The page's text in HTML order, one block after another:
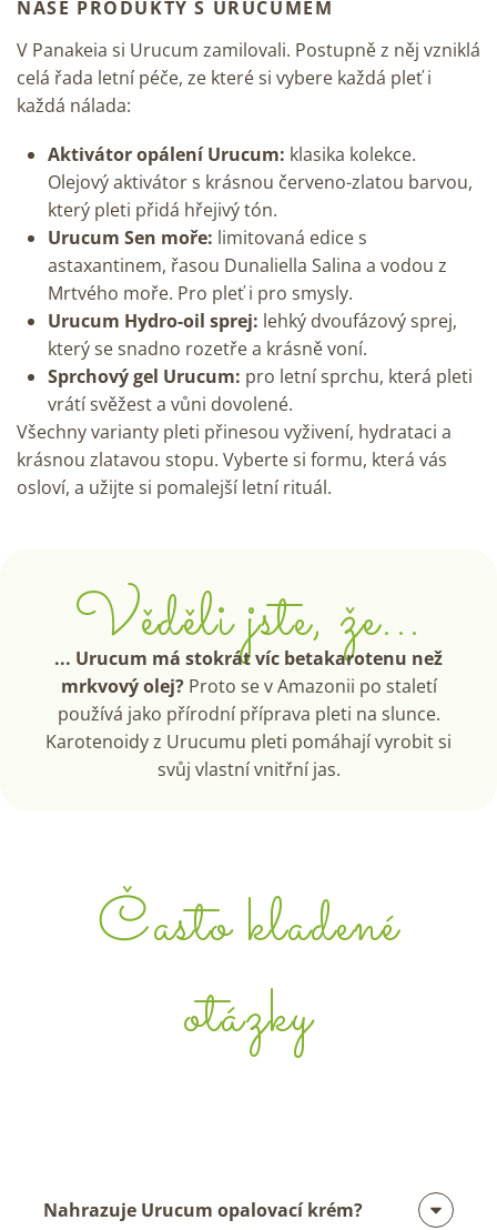
NAŠE PRODUKTY S URUCUMEM
V Panakeia si Urucum zamilovali. Postupně z něj vzniklá
celá řada letní péče, ze které si vybere každá pleť i
každá nálada:
Aktivátor opálení Urucum: klasika kolekce.
Olejový aktivátor s krásnou červeno-zlatou barvou,
který pleti přidá hřejivý tón.
Urucum Sen moře: limitovaná edice s
astaxantinem, řasou Dunaliella Salina a vodou z
Mrtvého moře. Pro pleť i pro smysly.
Urucum Hydro-oil sprej: lehký dvoufázový sprej,
který se snadno rozetře a krásně voní.
Sprchový gel Urucum: pro letní sprchu, která pleti
vrátí svěžest a vůni dovolené.
Všechny varianty pleti přinesou vyživení, hydrataci a
krásnou zlatavou stopu. Vyberte si formu, která vás
osloví, a užijte si pomalejší letní rituál.
Věděli jste, že...
... Urucum má stokrát víc betakarotenu než
mrkvový olej?Proto se v Amazonii po staletí
používá jako přírodní příprava pleti na slunce.
Karotenoidy z Urucumu pleti pomáhají vyrobit si
svůj vlastní vnitřní jas.
Často kladené
otázky
Nahrazuje Urucum opalovací krém?